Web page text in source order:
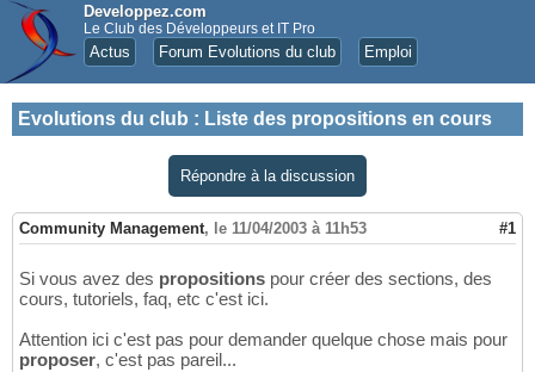
Developpez.com
Le Club des Développeurs et IT Pro
Actus Forum Evolutions du club Emploi
Evolutions du club : Liste des propositions en cours
Répondre à la discussion
Community Management, le 11/04/2003 à 11h53 #1
Si vous avez des propositions pour créer des sections, des
cours, tutoriels, faq, etc c'est ici.
Attention ici c'est pas pour demander quelque chose mais pour
proposer, c'est pas pareil...